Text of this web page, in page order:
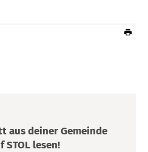
aus deiner Gemeinde
STOL lesen!